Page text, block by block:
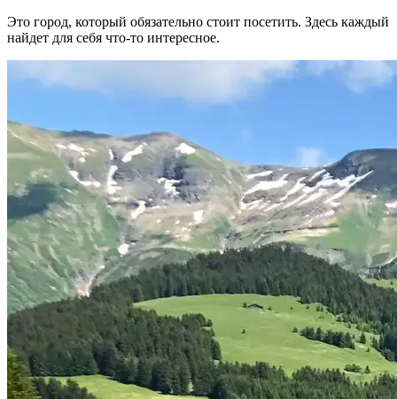
Это город, который обязательно стоит посетить. Здесь каждый
найдет для себя что-то интересное.